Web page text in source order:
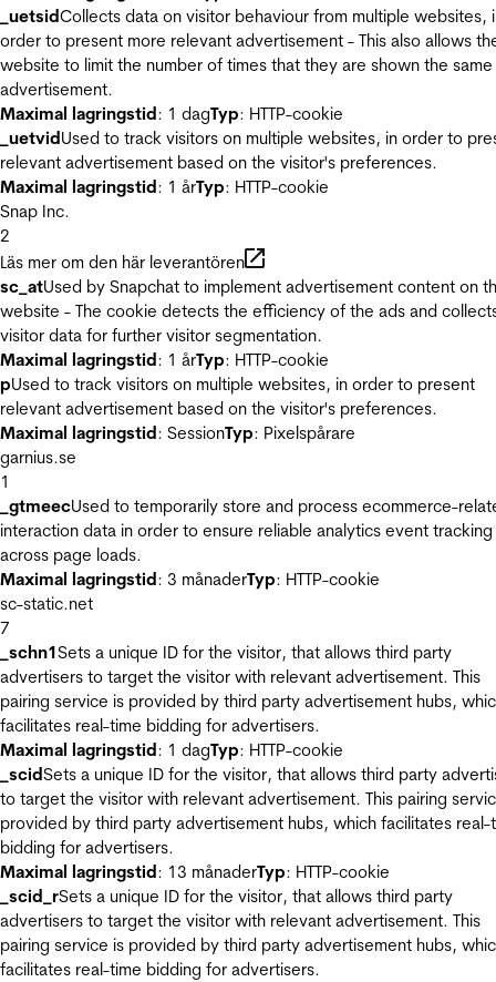
_uetsidCollects data on visitor behaviour from multiple websites,
order to present more relevant advertisement - This also allows
website to limit the number of times that they are shown the same
advertisement.
Maximal lagringstid: 1 dagTyp: HTTP-cookie
_uetvidUsed to track visitors on multiple websites, in order to
relevant advertisement based on the visitor's preferences.
Maximal lagringstid: 1 årTyp: HTTP-cookie
Snap Inc.
2
Läs mer om den här leverantören
sc_atUsed by Snapchat to implement advertisement content on
website - The cookie detects the efficiency of the ads and
visitor data for further visitor segmentation.
Maximal lagringstid: 1 årTyp: HTTP-cookie
pUsed to track visitors on multiple websites, in order to present
relevant advertisement based on the visitor's preferences.
Maximal lagringstid: SessionTyp: Pixelspårare
garnius.se
1
_gtmeecUsed to temporarily store and process ecommerce-
interaction data in order to ensure reliable analytics event tracking
across page loads.
Maximal lagringstid: 3 månaderTyp: HTTP-cookie
sc-static.net
7
_schn1Sets a unique ID for the visitor, that allows third party
advertisers to target the visitor with relevant advertisement. This
pairing service is provided by third party advertisement hubs,
facilitates real-time bidding for advertisers.
Maximal lagringstid: 1 dagTyp: HTTP-cookie
_scidSets a unique ID for the visitor, that allows third party
to target the visitor with relevant advertisement. This pairing
provided by third party advertisement hubs, which facilitates real-
bidding for advertisers.
Maximal lagringstid: 13 månaderTyp: HTTP-cookie
_scid_rSets a unique ID for the visitor, that allows third party
advertisers to target the visitor with relevant advertisement. This
pairing service is provided by third party advertisement hubs,
facilitates real-time bidding for advertisers.